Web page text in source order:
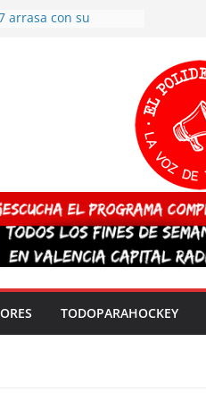
arrasa con su
España sub20
del mundo
vez!
TODOPARAHOCKEY